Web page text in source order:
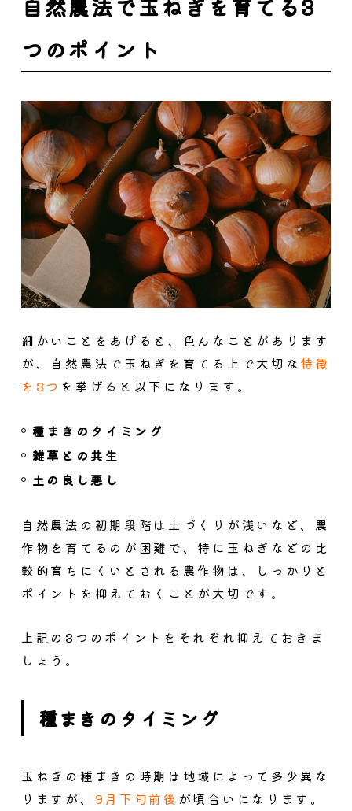
自然農法で玉ねぎを育てる3
つのポイント
細かいことをあげると、色んなことがあります
が、自然農法で玉ねぎを育てる上で大切な 特徴
を3つ を挙げると以下になります。
種まきのタイミング
雑草との共生
土の良し悪し
自然農法の初期段階は土づくりが浅いなど、農
作物を育てるのが困難で、特に玉ねぎなどの比
較的育ちにくいとされる農作物は、しっかりと
ポイントを抑えておくことが大切です。
上記の3つのポイントをそれぞれ抑えておきま
しょう。
種まきのタイミング
玉ねぎの種まきの時期は地域によって多少異な
りますが、 9月下旬前後 が頃合いになります。